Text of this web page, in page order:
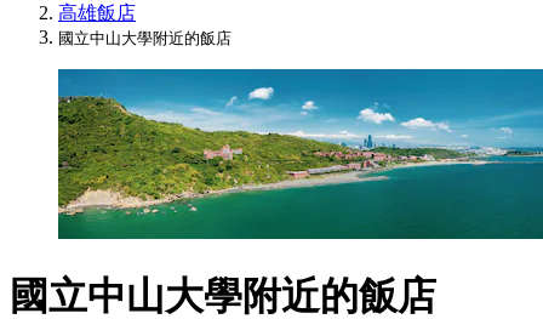
高雄飯店
國立中山大學附近的飯店
國立中山大學附近的飯店